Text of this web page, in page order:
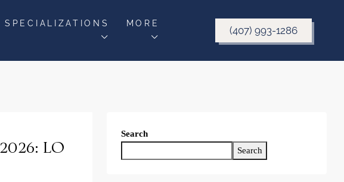
SPECIALIZATIONS MORE
(407) 993-1286
LO
Search
Search